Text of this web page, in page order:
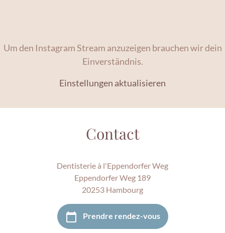
Um den Instagram Stream anzuzeigen brauchen wir dein
Einverständnis.
Einstellungen aktualisieren
Contact
Dentisterie à l'Eppendorfer Weg
Eppendorfer Weg 189
20253 Hambourg
Prendre rendez-vous